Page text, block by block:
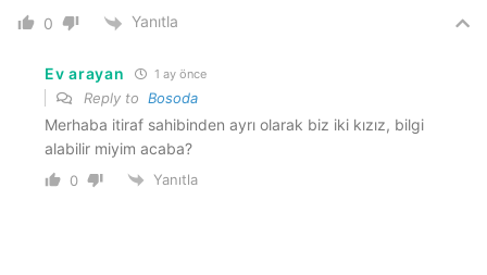
0 Yanıtla
Ev arayan 1 ay önce
Reply to Bosoda
Merhaba itiraf sahibinden ayrı olarak biz iki kızız, bilgi
alabilir miyim acaba?
0 Yanıtla